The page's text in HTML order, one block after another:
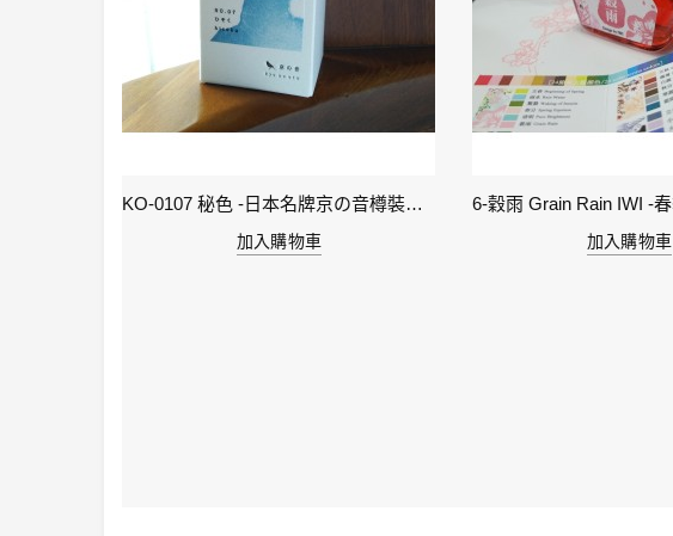
KO-0107 秘色 -日本名牌京の音樽裝鋼筆墨水 4573356130234 - 40ml
加入購物車
加入購物車